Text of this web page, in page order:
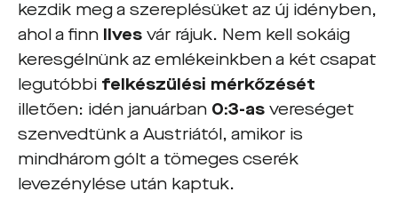
kezdik meg a szereplésüket az új idényben,
ahol a finn Ilves vár rájuk. Nem kell sokáig
keresgélnünk az emlékeinkben a két csapat
legutóbbi felkészülési mérkőzését
illetően: idén januárban 0:3-as vereséget
szenvedtünk a Austriától, amikor is
mindhárom gólt a tömeges cserék
levezénylése után kaptuk.